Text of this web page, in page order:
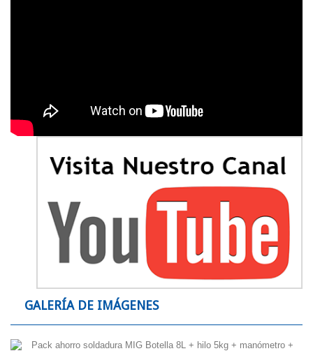
GALERÍA DE IMÁGENES